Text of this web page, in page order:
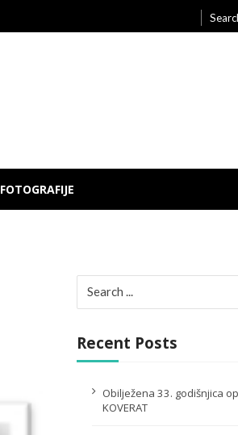
Search
for:
FOTOGRAFIJE
for:
Recent Posts
Obilježena 33. godišnjica
KOVERAT